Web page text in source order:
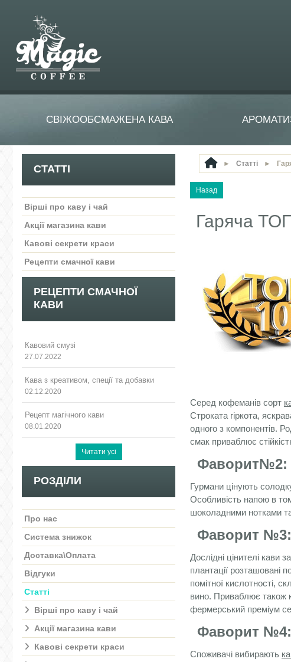
СВІЖООБСМАЖЕНА КАВА
СТАТТІ
Вірші про каву і чай
Акції магазина кави
Кавові секрети краси
Рецепти смачної кави
РЕЦЕПТИ СМАЧНОЇ
КАВИ
Кавовий смузі
27.07.2022
Кава з креативом, спеції та добавки
02.12.2020
Рецепт магічного кави
08.01.2020
РОЗДІЛИ
Про нас
Система знижок
Доставка\Оплата
Відгуки
Статті
Вірші про каву і чай
Акції магазина кави
Кавові секрети краси
► Статті ►
Гаряча
Серед кофеманів сорт
Строката гіркота,
одного з компонентів.
смак приваблює
Фаворит№2:
Гурмани цінують
Особливість напою в
шоколадними нотками
Фаворит №3:
Дослідні цінителі кави
плантації розташовані
помітної кислотності,
вино. Приваблює також
фермерський преміум
Фаворит №4:
Споживачі вибирають